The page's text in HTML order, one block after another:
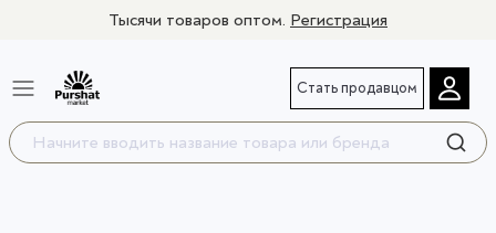
Тысячи товаров оптом. Регистрация
Стать продавцом